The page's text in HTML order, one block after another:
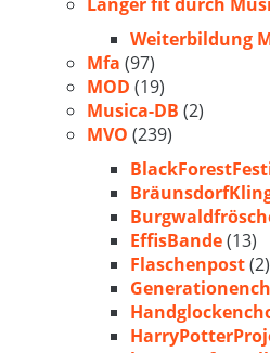
Weiterbildung
Mfa (97)
MOD (19)
Musica-DB (2)
MVO (239)
EffisBande(13)
Flaschenpost(2)